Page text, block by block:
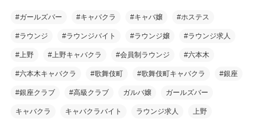
#ガールズバー #キャバクラ #キャバ嬢 #ホステス
#ラウンジ #ラウンジバイト #ラウンジ嬢 #ラウンジ求人
#上野 #上野キャバクラ #会員制ラウンジ #六本木
#六本木キャバクラ #歌舞伎町 #歌舞伎町キャバクラ #銀座
#銀座クラブ #高級クラブ ガルバ嬢 ガールズバー
キャバクラ キャバクラバイト ラウンジ求人 上野